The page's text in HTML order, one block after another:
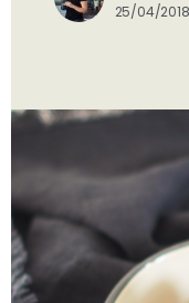
25/04/2018